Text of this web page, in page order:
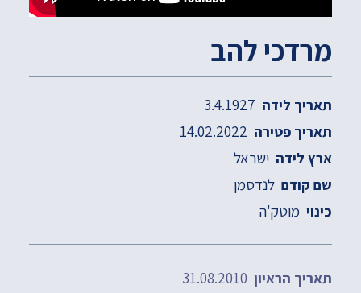
מרדכי להב
תאריך לידה
תאריך פטירה
ארץ לידה ישראל
שם קודם לנדסמן
כינוי מוטק'ה
תאריך הראיון